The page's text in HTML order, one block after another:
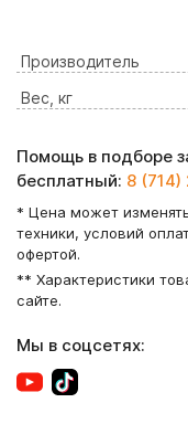
Производитель
Вес, кг
Помощь в подборе
бесплатный: 8
* Цена может
техники, условий
офертой.
** Характеристики
сайте.
Мы в соцсетях: